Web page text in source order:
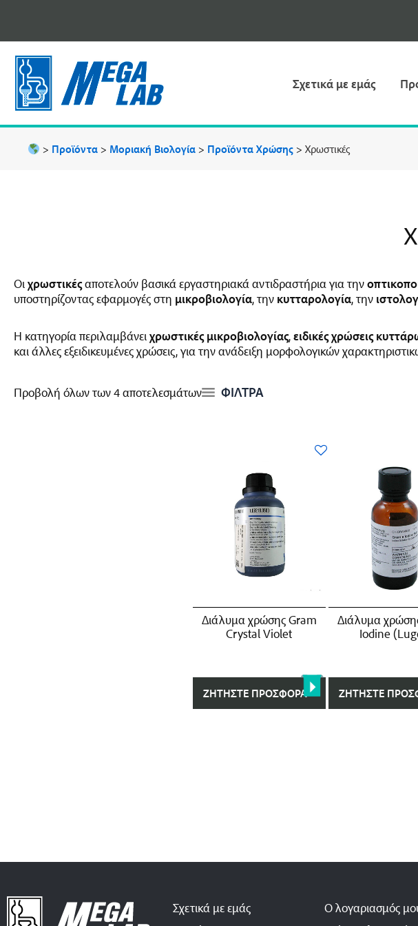
Σχετικά με εμάς
> Προϊόντα > Μοριακή Βιολογία > Προϊόντα Χρώσης >Χρωστικές
Οι χρωστικέςαποτελούν βασικά εργαστηριακά αντιδραστήρια για την
υποστηρίζοντας εφαρμογές στη μικροβιολογία, την κυτταρολογία, την
Η κατηγορία περιλαμβάνει χρωστικές μικροβιολογίας,ειδικές χρώσεις
και άλλες εξειδικευμένες χρώσεις, για την ανάδειξη μορφολογικών
Προβολή όλων των 4 αποτελεσμάτων ΦΙΛΤΡΑ
Διάλυμα χρώσης Gram
Crystal Violet
ΖΗΤΉΣΤΕ ΠΡΟΣΦΟΡΆ
Διάλυμα
Iodine
ΖΗΤΉΣΤΕ
Σχετικά με εμάς
Ο λογαριασμός